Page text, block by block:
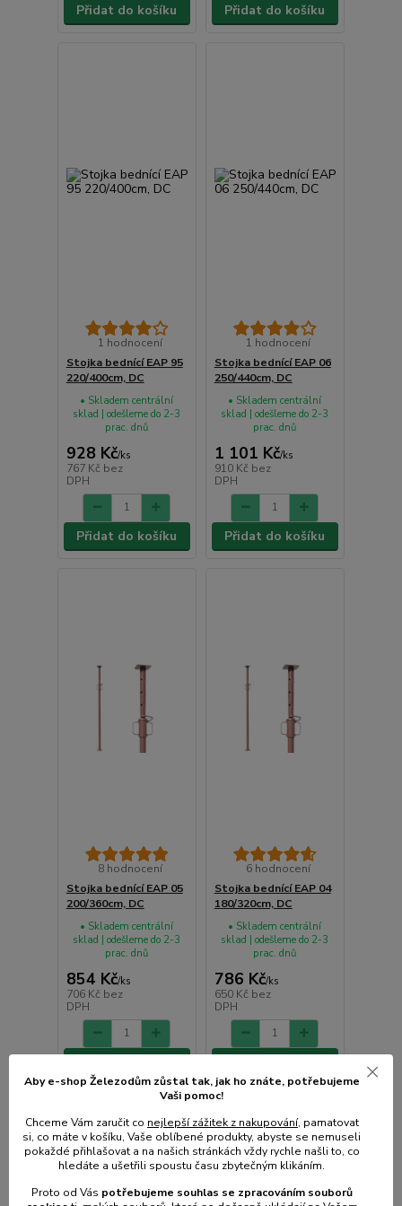
Přidat do košíku Přidat do košíku
1 hodnocení
Stojka bednící EAP 95
220/400cm, DC
928 Kč/ks
767 Kč bez
DPH
• Skladem centrální
sklad | odešleme do 2-3
prac. dnů
Přidat do košíku
1 hodnocení
Stojka bednící EAP 06
250/440cm, DC
1 101 Kč/ks
910 Kč bez
DPH
• Skladem centrální
sklad | odešleme do 2-3
prac. dnů
Přidat do košíku
8 hodnocení
Stojka bednící EAP 05
200/360cm, DC
854 Kč/ks
706 Kč bez
DPH
• Skladem centrální
sklad | odešleme do 2-3
prac. dnů
6 hodnocení
Stojka bednící EAP 04
180/320cm, DC
786 Kč/ks
650 Kč bez
DPH
• Skladem centrální
sklad | odešleme do 2-3
prac. dnů
Aby e-shop Železodům zůstal tak, jak ho znáte, potřebujeme
Vaši pomoc!
Chceme Vám zaručit co nejlepší zážitek z nakupování, pamatovat
si, co máte v košíku, Vaše oblíbené produkty, abyste se nemuseli
pokaždé přihlašovat a na našich stránkách vždy rychle našli to, co
hledáte a ušetřili spoustu času zbytečným klikáním.
Proto od Vás potřebujeme souhlas se zpracováním souborů